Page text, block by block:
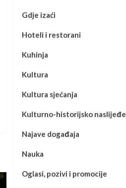
Gdje izaći
Hoteli i restorani
Kuhinja
Kultura
Kultura sjećanja
Kulturno-historijsko naslijeđe
Najave događaja
Nauka
Oglasi, pozivi i promocije